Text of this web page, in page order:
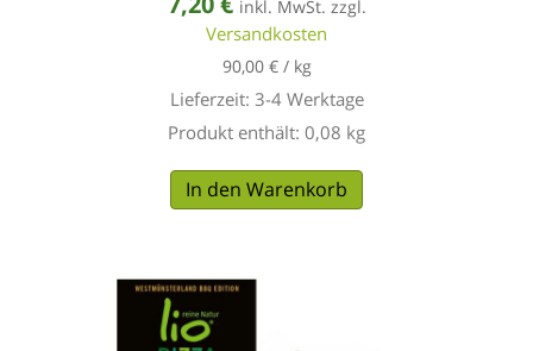
inkl. MwSt. zzgl.
Versandkosten
90,00 €/ kg
Lieferzeit: 3-4 Werktage
Produkt enthält: 0,08 kg
In den Warenkorb